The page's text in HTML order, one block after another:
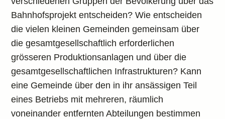
Bahnhofsprojekt entscheiden? Wie entscheiden
die vielen kleinen Gemeinden gemeinsam über
die gesamtgesellschaftlich erforderlichen
grösseren Produktionsanlagen und über die
gesamtgesellschaftlichen Infrastrukturen? Kann
eine Gemeinde über den in ihr ansässigen Teil
eines Betriebs mit mehreren, räumlich
voneinander entfernten Abteilungen bestimmen